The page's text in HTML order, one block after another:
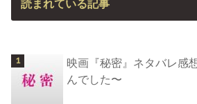
読まれている記事
映画『秘密』ネタバレ感
んでした〜